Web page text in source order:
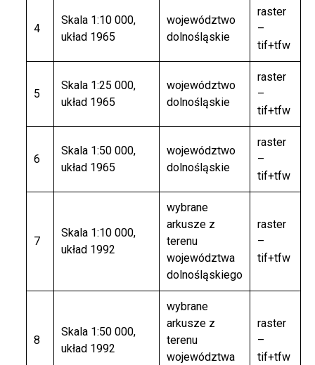
4
Skala 1:10 000,
układ 1965
województwo
dolnośląskie
raster
–
tif+tfw
5
Skala 1:25 000,
układ 1965
województwo
dolnośląskie
raster
–
tif+tfw
6
Skala 1:50 000,
układ 1965
województwo
dolnośląskie
raster
–
tif+tfw
7
Skala 1:10 000,
układ 1992
wybrane
arkusze z
terenu
województwa
dolnośląskiego
raster
–
tif+tfw
8
Skala 1:50 000,
układ 1992
wybrane
arkusze z
terenu
województwa
raster
–
tif+tfw